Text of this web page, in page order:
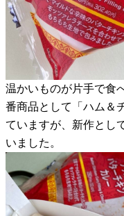
温かいものが片手で食
番商品として「ハム＆
ていますが、新作とし
いました。